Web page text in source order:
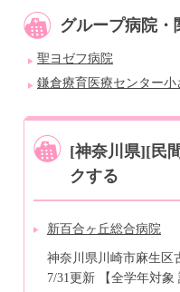
グループ病院・
聖ヨゼフ病院
鎌倉療育医療センター小
[神奈川県][民
クする
新百合ヶ丘総合病院
神奈川県川崎市麻生区
7/31更新 【全学年対象